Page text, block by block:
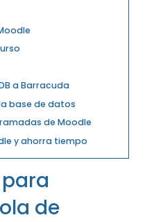
a Barracuda
base de datos
de Moodle
y ahorra tiempo
de